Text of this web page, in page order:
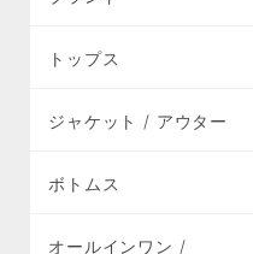
トップス
ジャケット / アウター
ボトムス
オールインワン /